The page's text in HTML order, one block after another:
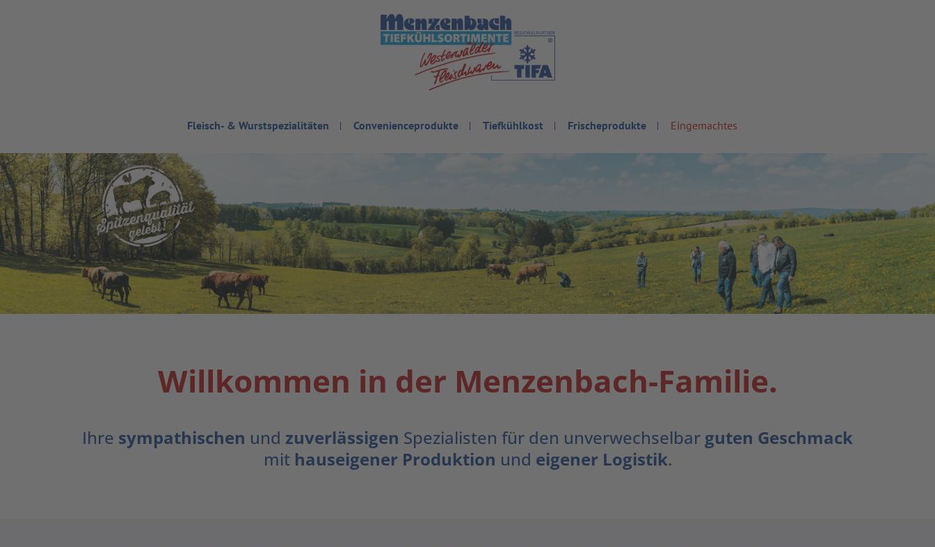
Fleisch- & Wurstspezialitäten Convenienceprodukte Tiefkühlkost Frischeprodukte Eingemachtes
Willkommen in der Menzenbach-Familie.
Ihre sympathischen und zuverlässigen Spezialisten für den unverwechselbar guten Geschmack
mit hauseigener Produktion und eigener Logistik.